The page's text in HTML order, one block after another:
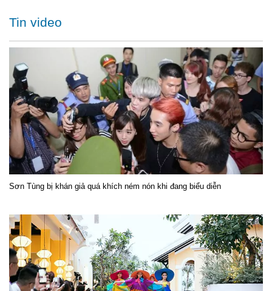
Tin video
Sơn Tùng bị khán giả quá khích ném nón khi đang biểu diễn